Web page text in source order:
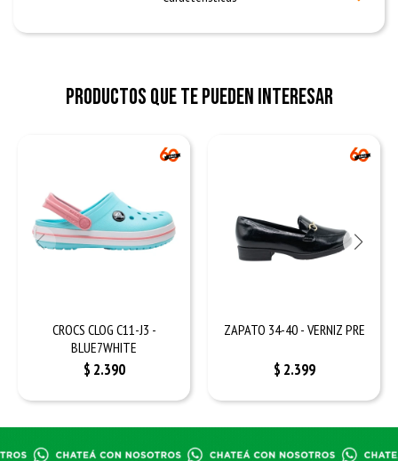
Productos que te pueden interesar
CROCS CLOG C11-J3 -
BLUE7WHITE
$ 2.390
ZAPATO 34-40 - VERNIZ PRE
$ 2.399